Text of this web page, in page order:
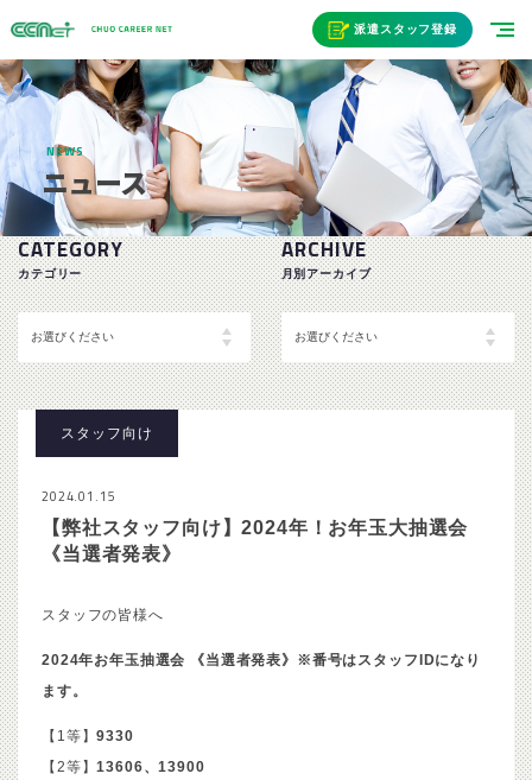
派遣スタッフ登録
NEWS
ニュース
CATEGORY
カテゴリー
ARCHIVE
月別アーカイブ
スタッフ向け
2024.01.15
【弊社スタッフ向け】2024年！お年玉大抽選会
《当選者発表》
スタッフの皆様へ
2024年お年玉抽選会 《当選者発表》※番号はスタッフIDになり
ます。
【1等】9330
【2等】13606、13900